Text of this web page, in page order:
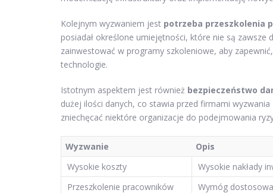
Kolejnym wyzwaniem jest potrzeba przeszkolenia
posiadał określone umiejętności, które nie są
zainwestować w programy szkoleniowe, aby
technologie.
Istotnym aspektem jest również bezpieczeństwo
dużej ilości danych, co stawia przed firmami
zniechęcać niektóre organizacje do podejmowania
Wyzwanie
Opis
Wysokie koszty
Wysokie nakłady
Przeszkolenie pracowników
Wymóg